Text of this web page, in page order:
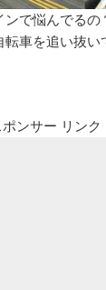
ンで悩んでるの
車を追い抜い
ポンサー リンク